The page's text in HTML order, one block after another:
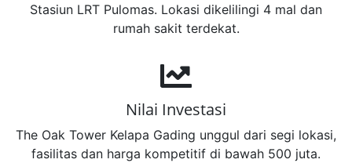
Stasiun LRT Pulomas. Lokasi dikelilingi 4 mal dan
rumah sakit terdekat.
Nilai Investasi
The Oak Tower Kelapa Gading unggul dari segi lokasi,
fasilitas dan harga kompetitif di bawah 500 juta.